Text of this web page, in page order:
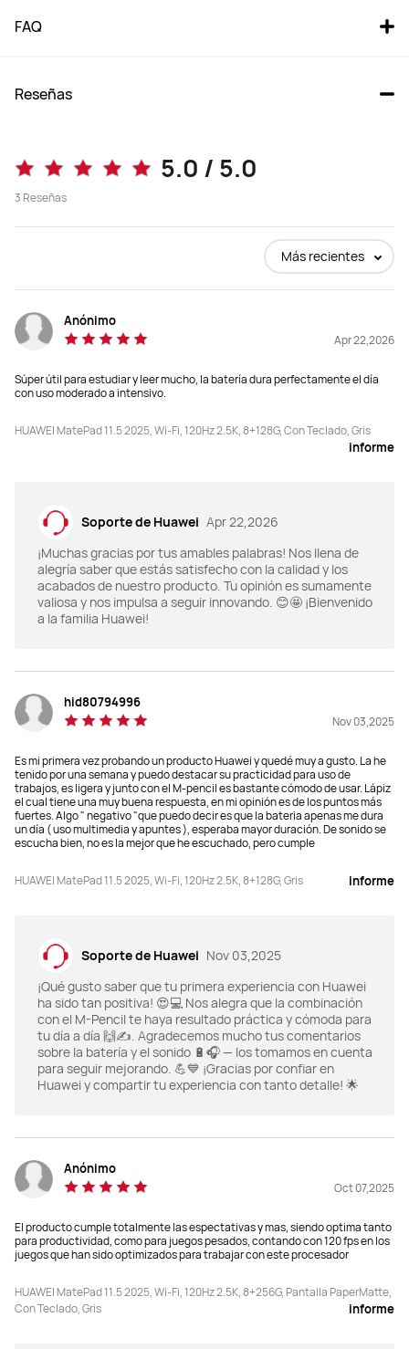
Desde $ 489.990
Tamaño
262.63 mm*177.53 mm*6.1 mm
8+128/8+256
Resolución
2456 × 1600
Relación pantalla-cuerpo
86%
120 Hz
PPI
256 PPI
LCD
Capacidad de la Batería
10,100mAh (typ.)
Potencia de carga
40W
Cámara frontal
8 MP, F2.2
13 MP, F1.8
4*Altavoces, 2*Micrófonos
260.98*177.26*6.2 mm
8+128/8+256
Resolución
Relación pantalla-cuerpo
144 Hz
PPI
291 PPI
Capacidad de la Batería
8800mAh (typ.)
22.5W
Cámara frontal
13 MP, F1.8
4*Altavoces, 4*Micrófonos
FAQ
Reseñas
5.0 / 5.0
3 Reseñas
Más recientes
Anónimo
Apr 22,2026
Súper útil para estudiar y leer mucho, la batería dura perfectamente el día
con uso moderado a intensivo.
HUAWEI MatePad 11.5 2025, Wi-Fi, 120Hz 2.5K, 8+128G, Con Teclado, Gris
informe
Soporte de Huawei Apr 22,2026
¡Muchas gracias por tus amables palabras! Nos llena de
alegría saber que estás satisfecho con la calidad y los
acabados de nuestro producto. Tu opinión es sumamente
valiosa y nos impulsa a seguir innovando. 😊🤩 ¡Bienvenido
a la familia Huawei!
hid80794996
Nov 03,2025
Es mi primera vez probando un producto Huawei y quedé muy a gusto. La he
tenido por una semana y puedo destacar su practicidad para uso de
trabajos, es ligera y junto con el M-pencil es bastante cómodo de usar. Lápiz
el cual tiene una muy buena respuesta, en mi opinión es de los puntos más
fuertes. Algo " negativo "que puedo decir es que la bateria apenas me dura
un día ( uso multimedia y apuntes ), esperaba mayor duración. De sonido se
escucha bien, no es la mejor que he escuchado, pero cumple
HUAWEI MatePad 11.5 2025, Wi-Fi, 120Hz 2.5K, 8+128G, Gris informe
Soporte de Huawei Nov 03,2025
¡Qué gusto saber que tu primera experiencia con Huawei
ha sido tan positiva! 😍💻 Nos alegra que la combinación
con el M-Pencil te haya resultado práctica y cómoda para
tu día a día 🙌✍️. Agradecemos mucho tus comentarios
sobre la batería y el sonido 🔋🎧 — los tomamos en cuenta
para seguir mejorando. 💪💙 ¡Gracias por confiar en
Huawei y compartir tu experiencia con tanto detalle! 🌟
Anónimo
Oct 07,2025
El producto cumple totalmente las espectativas y mas, siendo optima tanto
para productividad, como para juegos pesados, contando con 120 fps en los
juegos que han sido optimizados para trabajar con este procesador
HUAWEI MatePad 11.5 2025, Wi-Fi, 120Hz 2.5K, 8+256G, Pantalla PaperMatte,
Con Teclado, Gris
informe